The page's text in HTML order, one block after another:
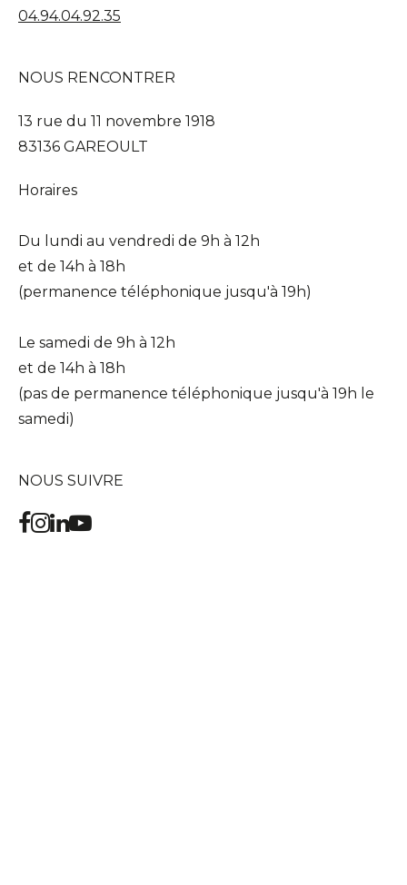
04.94.04.92.35
NOUS RENCONTRER
13 rue du 11 novembre 1918
83136 GAREOULT
Horaires
Du lundi au vendredi de 9h à 12h
et de 14h à 18h
(permanence téléphonique jusqu'à 19h)
Le samedi de 9h à 12h
et de 14h à 18h
(pas de permanence téléphonique jusqu'à 19h le
samedi)
NOUS SUIVRE